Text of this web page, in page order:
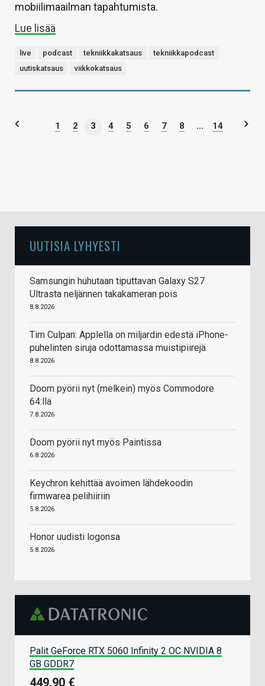
mobiilimaailman tapahtumista.
Lue lisää
live podcast tekniikkakatsaus
tekniikkapodcast
uutiskatsaus
viikkokatsaus
1 2 3 4 5 6 7 8 ... 14
UUTISIA LYHYESTI
Samsungin huhutaan tiputtavan Galaxy S27
Ultrasta neljännen takakameran pois
8.8.2026
Tim Culpan: Applella on miljardin edestä iPhone-
puhelinten siruja odottamassa muistipiirejä
8.8.2026
Doom pyörii nyt (melkein) myös Commodore
64:llä
7.8.2026
Doom pyörii nyt myös Paintissa
6.8.2026
Keychron kehittää avoimen lähdekoodin
firmwarea pelihiiriin
5.8.2026
Honor uudisti logonsa
5.8.2026
Palit GeForce RTX 5060 Infinity 2 OC NVIDIA 8
GB GDDR7
449,90 €